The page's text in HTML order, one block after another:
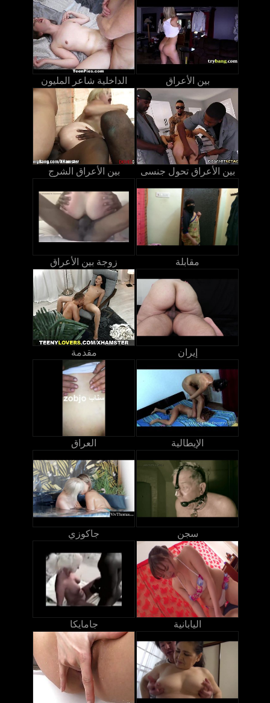
الداخلية شاعر المليون بين الأعراق
بين الأعراق الشرج بين الأعراق تحول جنسى
زوجة بين الأعراق مقابلة
مقدمة إيران
العراق الإيطالية
جاكوزي سجن
جامايكا اليابانية